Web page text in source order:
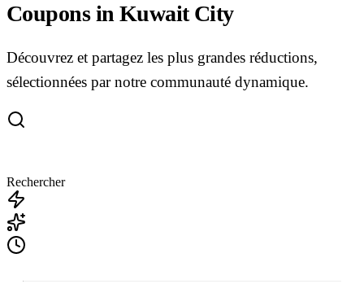
Coupons in Kuwait City
Découvrez et partagez les plus grandes réductions,
sélectionnées par notre communauté dynamique.
Rechercher